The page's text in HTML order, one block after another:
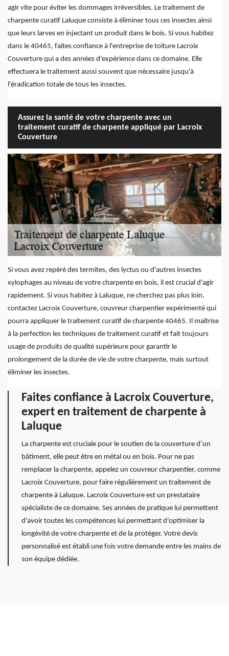
agir vite pour éviter les dommages irréversibles. Le traitement de
charpente curatif Laluque consiste à éliminer tous ces insectes ainsi
que leurs larves en injectant un produit dans le bois. Si vous habitez
dans le 40465, faites confiance à l'entreprise de toiture Lacroix
Couverture qui a des années d'expérience dans ce domaine. Elle
effectuera le traitement aussi souvent que nécessaire jusqu'à
l'éradication totale de tous les insectes.
Assurez la santé de votre charpente avec un
traitement curatif de charpente appliqué par Lacroix
Couverture
Si vous avez repéré des termites, des lyctus ou d'autres insectes
xylophages au niveau de votre charpente en bois, il est crucial d'agir
rapidement. Si vous habitez à Laluque, ne cherchez pas plus loin,
contactez Lacroix Couverture, couvreur charpentier expérimenté qui
pourra appliquer le traitement curatif de charpente 40465. Il maîtrise
à la perfection les techniques de traitement curatif et fait toujours
usage de produits de qualité supérieure pour garantir le
prolongement de la durée de vie de votre charpente, mais surtout
éliminer les insectes.
Faites confiance à Lacroix Couverture,
expert en traitement de charpente à
Laluque
La charpente est cruciale pour le soutien de la couverture d’un
bâtiment, elle peut être en métal ou en bois. Pour ne pas
remplacer la charpente, appelez un couvreur charpentier, comme
Lacroix Couverture, pour faire régulièrement un traitement de
charpente à Laluque. Lacroix Couverture est un prestataire
spécialiste de ce domaine. Ses années de pratique lui permettent
d’avoir toutes les compétences lui permettant d’optimiser la
longévité de votre charpente et de la protéger. Votre devis
personnalisé est établi une fois votre demande entre les mains de
son équipe dédiée.